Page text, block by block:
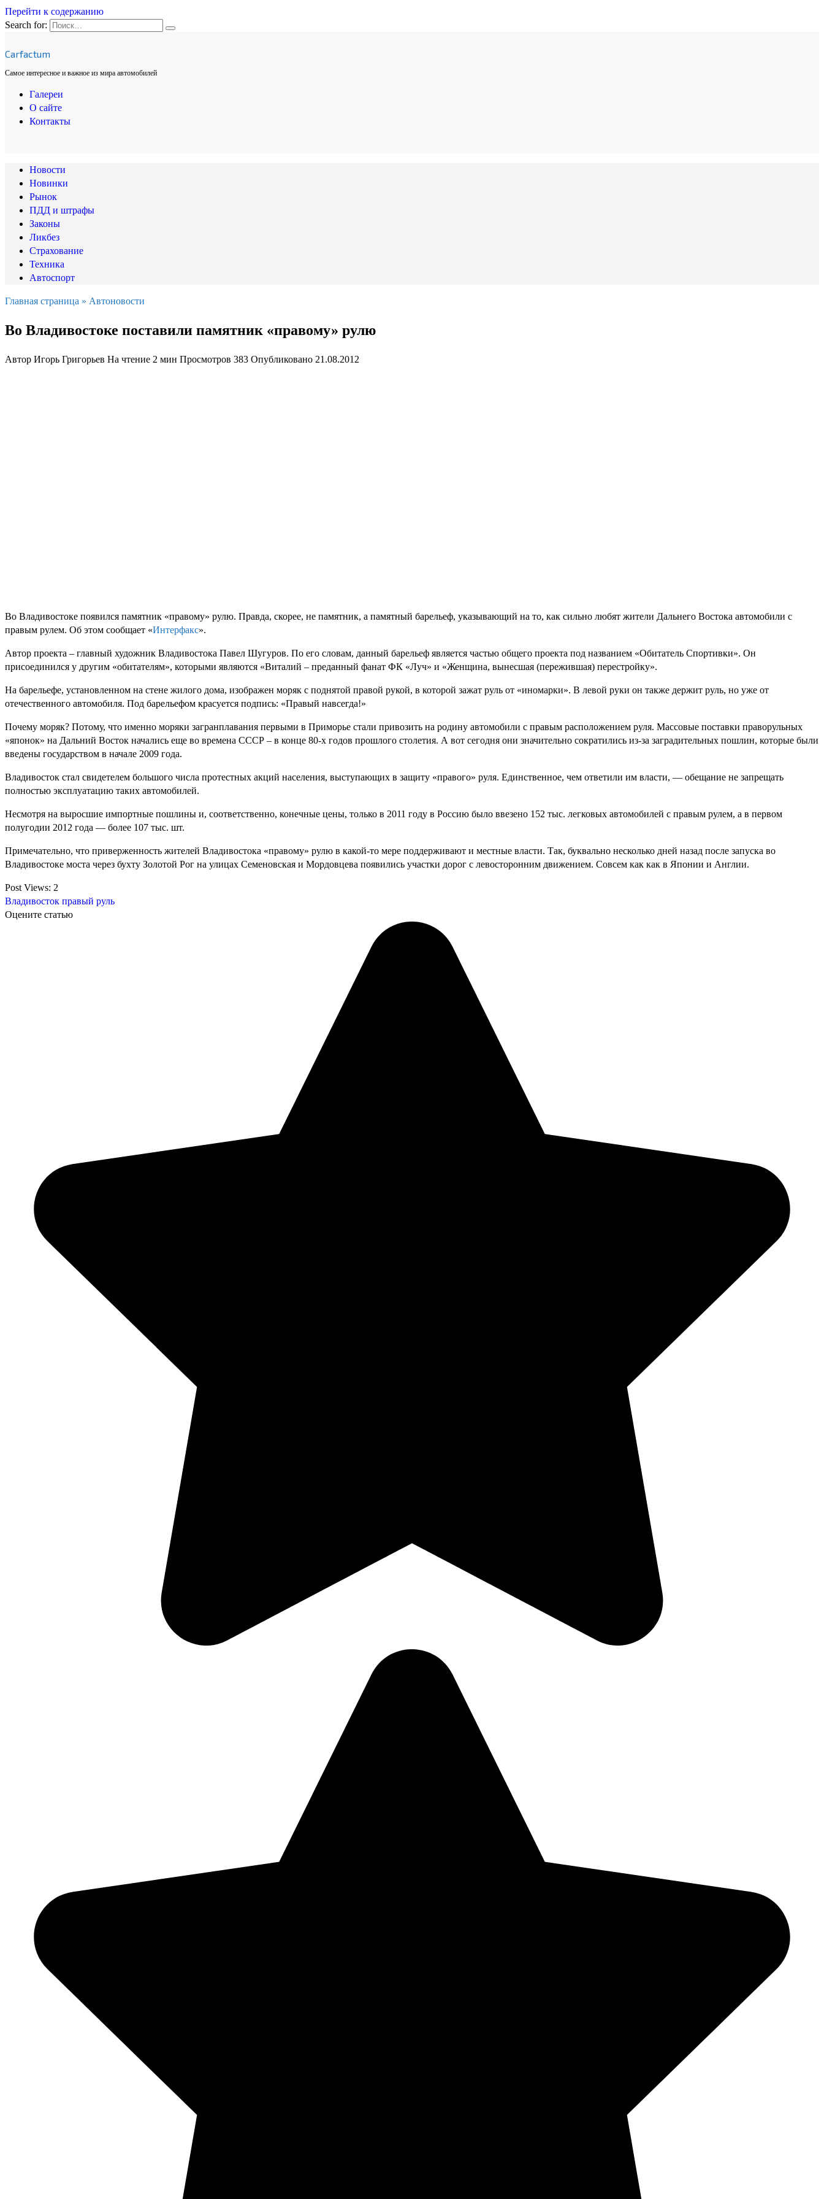
Перейти к содержанию
Search for:
Carfactum
Самое интересное и важное из мира автомобилей
Галереи
О сайте
Контакты
Новости
Новинки
Рынок
ПДД и штрафы
Законы
Ликбез
Страхование
Техника
Автоспорт
Главная страница » Автоновости
Во Владивостоке поставили памятник «правому» рулю
Автор Игорь Григорьев На чтение 2 мин Просмотров 383 Опубликовано 21.08.2012
Во Владивостоке появился памятник «правому» рулю. Правда, скорее, не памятник, а памятный барельеф, указывающий на то, как сильно любят жители Дальнего Востока автомобили с
правым рулем. Об этом сообщает «Интерфакс».
Автор проекта – главный художник Владивостока Павел Шугуров. По его словам, данный барельеф является частью общего проекта под названием «Обитатель Спортивки». Он
присоединился у другим «обитателям», которыми являются «Виталий – преданный фанат ФК «Луч» и «Женщина, вынесшая (пережившая) перестройку».
На барельефе, установленном на стене жилого дома, изображен моряк с поднятой правой рукой, в которой зажат руль от «иномарки». В левой руки он также держит руль, но уже от
отечественного автомобиля. Под барельефом красуется подпись: «Правый навсегда!»
Почему моряк? Потому, что именно моряки загранплавания первыми в Приморье стали привозить на родину автомобили с правым расположением руля. Массовые поставки праворульных
«японок» на Дальний Восток начались еще во времена СССР – в конце 80-х годов прошлого столетия. А вот сегодня они значительно сократились из-за заградительных пошлин, которые были
введены государством в начале 2009 года.
Владивосток стал свидетелем большого числа протестных акций населения, выступающих в защиту «правого» руля. Единственное, чем ответили им власти, — обещание не запрещать
полностью эксплуатацию таких автомобилей.
Несмотря на выросшие импортные пошлины и, соответственно, конечные цены, только в 2011 году в Россию было ввезено 152 тыс. легковых автомобилей с правым рулем, а в первом
полугодии 2012 года — более 107 тыс. шт.
Примечательно, что приверженность жителей Владивостока «правому» рулю в какой-то мере поддерживают и местные власти. Так, буквально несколько дней назад после запуска во
Владивостоке моста через бухту Золотой Рог на улицах Семеновская и Мордовцева появились участки дорог с левосторонним движением. Совсем как как в Японии и Англии.
Post Views: 2
Владивосток правый руль
Оцените статью